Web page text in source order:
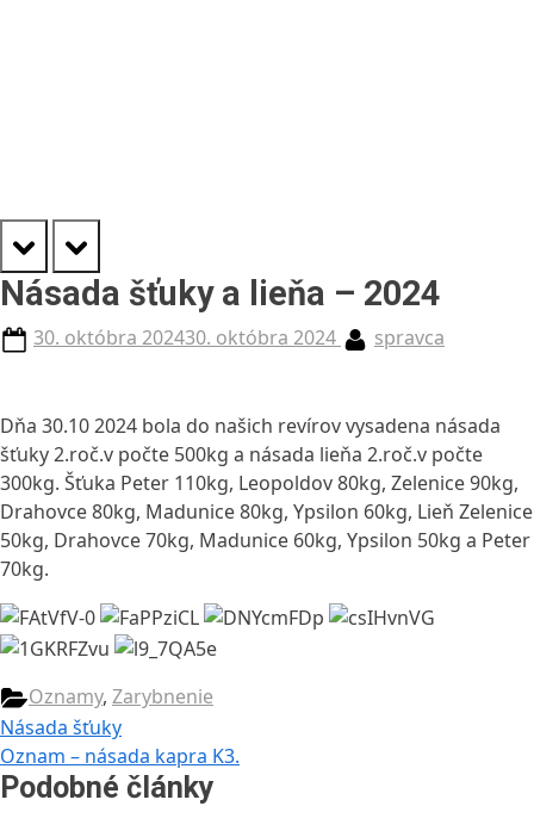
prev next
Násada šťuky a lieňa – 2024
Posted
30. októbra 202430. októbra 2024 By
spravca
Dňa 30.10 2024 bola do našich revírov vysadena násada
šťuky 2.roč.v počte 500kg a násada lieňa 2.roč.v počte
300kg. Šťuka Peter 110kg, Leopoldov 80kg, Zelenice 90kg,
Drahovce 80kg, Madunice 80kg, Ypsilon 60kg, Lieň Zelenice
50kg, Drahovce 70kg, Madunice 60kg, Ypsilon 50kg a Peter
70kg.
Oznamy, Zarybnenie
Navigácia
v
článku
Previous
Post:
Násada šťuky
Next
Post:
Oznam – násada kapra K3.
Podobné články